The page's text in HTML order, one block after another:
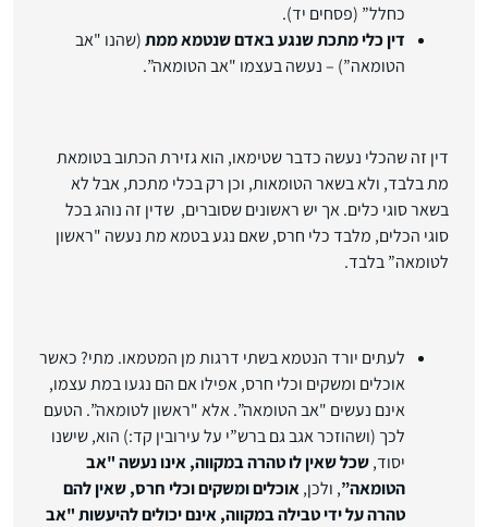
כחלל” (פסחים יד).
דין כלי מתכת שנגע באדם שנטמא ממת(שהנו "אב
הטומאה”) – נעשה בעצמו "אב הטומאה”.
דין זה שהכלי נעשה כדבר שטימאו, הוא גזירת הכתוב בטומאת
מת בלבד, ולא בשאר הטומאות, וכן רק בכלי מתכת, אבל לא
בשאר סוגי כלים. אך יש ראשונים שסוברים, שדין זה נוהג בכל
סוגי הכלים, מלבד כלי חרס, שאם נגע בטמא מת נעשה "ראשון
לטומאה” בלבד.
לעתים יורד הנטמא בשתי דרגות מן המטמאו. מתי? כאשר
אוכלים ומשקים וכלי חרס, אפילו אם הם נגעו במת עצמו,
אינם נעשים "אב הטומאה”. אלא "ראשון לטומאה”. הטעם
לכך (ושהוזכר אגב גם ברש”י על עירובין קד:) הוא, שישנו
יסוד,שכל שאין לו טהרה במקווה, אינו נעשה "אב
הטומאה”, ולכן,אוכלים ומשקים וכלי חרס, שאין להם
טהרה על ידי טבילה במקווה, אינם יכולים להיעשות "אב